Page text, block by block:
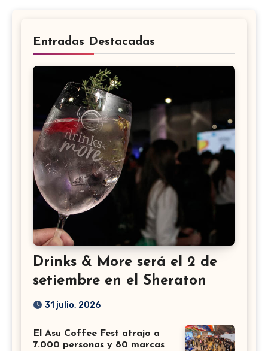
Entradas Destacadas
Drinks & More será el 2 de
setiembre en el Sheraton
31 julio, 2026
El Asu Coffee Fest atrajo a
7.000 personas y 80 marcas